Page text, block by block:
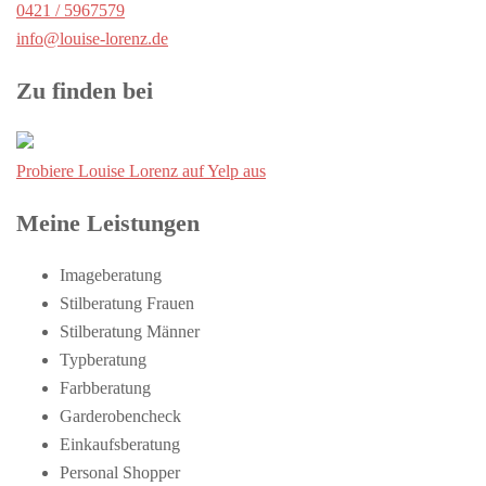
0421 / 5967579
info@louise-lorenz.de
Zu finden bei
Probiere Louise Lorenz auf Yelp aus
Meine Leistungen
Imageberatung
Stilberatung Frauen
Stilberatung Männer
Typberatung
Farbberatung
Garderobencheck
Einkaufsberatung
Personal Shopper